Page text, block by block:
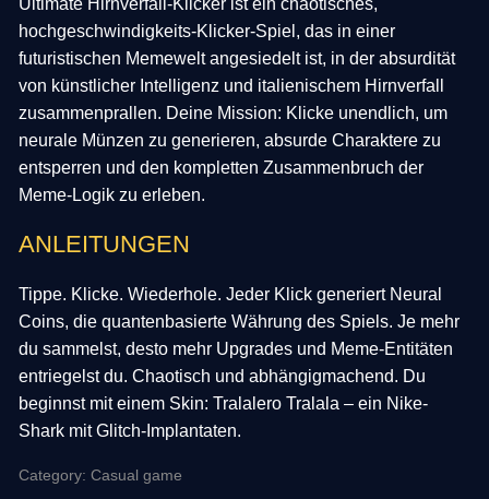
hochgeschwindigkeits-Klicker-Spiel, das in einer
futuristischen Memewelt angesiedelt ist, in der absurdität
von künstlicher Intelligenz und italienischem Hirnverfall
zusammenprallen. Deine Mission: Klicke unendlich, um
neurale Münzen zu generieren, absurde Charaktere zu
entsperren und den kompletten Zusammenbruch der
Meme-Logik zu erleben.
ANLEITUNGEN
Tippe. Klicke. Wiederhole. Jeder Klick generiert Neural
Coins, die quantenbasierte Währung des Spiels. Je mehr
du sammelst, desto mehr Upgrades und Meme-Entitäten
entriegelst du. Chaotisch und abhängigmachend. Du
beginnst mit einem Skin: Tralalero Tralala – ein Nike-
Shark mit Glitch-Implantaten.
Category: Casual game